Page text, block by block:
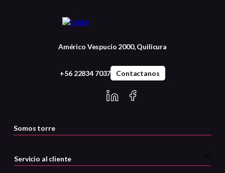
Américo Vespucio 2000, Quilicura
+56 22834 7037 Contactanos
Somos torre
Servicio al cliente